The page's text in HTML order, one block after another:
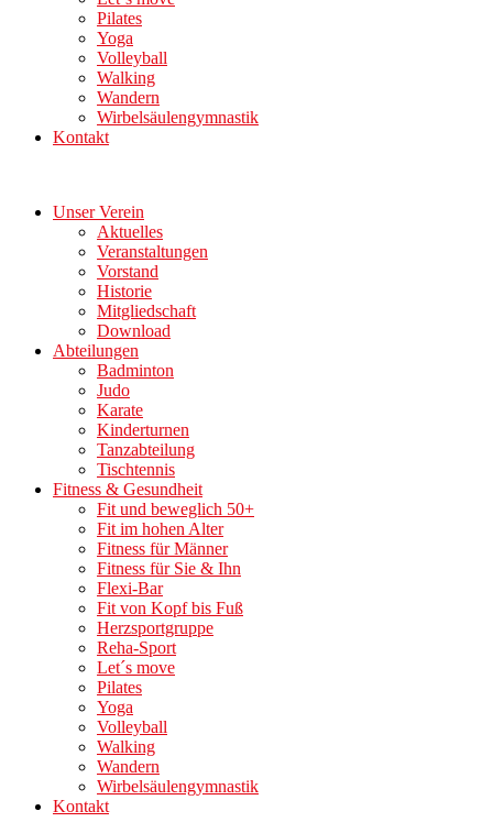
Pilates
Yoga
Volleyball
Walking
Wandern
Wirbelsäulengymnastik
Kontakt
Unser Verein
Aktuelles
Veranstaltungen
Vorstand
Historie
Mitgliedschaft
Download
Abteilungen
Badminton
Judo
Karate
Kinderturnen
Tanzabteilung
Tischtennis
Fitness & Gesundheit
Fit und beweglich 50+
Fit im hohen Alter
Fitness für Männer
Fitness für Sie & Ihn
Flexi-Bar
Fit von Kopf bis Fuß
Herzsportgruppe
Reha-Sport
Let´s move
Pilates
Yoga
Volleyball
Walking
Wandern
Wirbelsäulengymnastik
Kontakt